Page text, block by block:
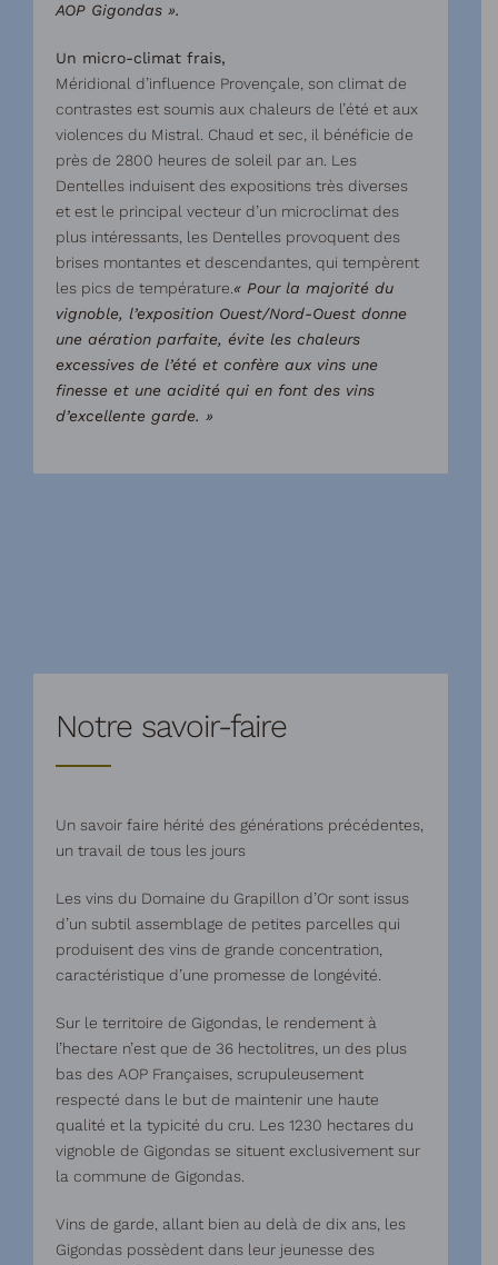
AOP Gigondas ».
Un micro-climat frais,
Méridional d’influence Provençale, son climat de
contrastes est soumis aux chaleurs de l’été et aux
violences du Mistral. Chaud et sec, il bénéficie de
près de 2800 heures de soleil par an. Les
Dentelles induisent des expositions très diverses
et est le principal vecteur d’un microclimat des
plus intéressants, les Dentelles provoquent des
brises montantes et descendantes, qui tempèrent
les pics de température. « Pour la majorité du
vignoble, l’exposition Ouest/Nord-Ouest donne
une aération parfaite, évite les chaleurs
excessives de l’été et confère aux vins une
finesse et une acidité qui en font des vins
d’excellente garde. »
Notre savoir-faire
Un savoir faire hérité des générations précédentes,
un travail de tous les jours
Les vins du Domaine du Grapillon d’Or sont issus
d’un subtil assemblage de petites parcelles qui
produisent des vins de grande concentration,
caractéristique d’une promesse de longévité.
Sur le territoire de Gigondas, le rendement à
l’hectare n’est que de 36 hectolitres, un des plus
bas des AOP Françaises, scrupuleusement
respecté dans le but de maintenir une haute
qualité et la typicité du cru. Les 1230 hectares du
vignoble de Gigondas se situent exclusivement sur
la commune de Gigondas.
Vins de garde, allant bien au delà de dix ans, les
Gigondas possèdent dans leur jeunesse des